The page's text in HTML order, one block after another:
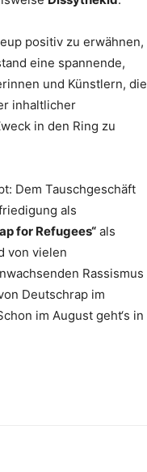
positiv zu erwähnen,
eine spannende,
und Künstlern, die
inhaltlicher
in den Ring zu
Dem Tauschgeschäft
als
for Refugees“ als
von vielen
Rassismus
Deutschrap im
im August geht‘s in